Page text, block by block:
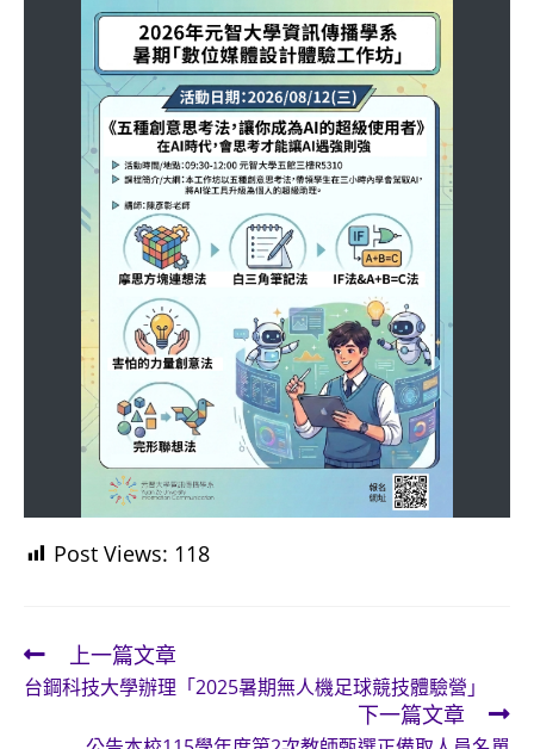
Post Views: 118
Read
more
articles
上一篇文章
台鋼科技大學辦理「2025暑期無人機足球競技體驗營」
下一篇文章